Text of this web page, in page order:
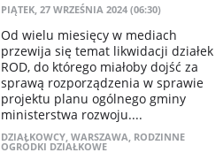
PIĄTEK, 27 WRZEŚNIA 2024 (06:30)
Od wielu miesięcy w mediach
przewija się temat likwidacji działek
ROD, do którego miałoby dojść za
sprawą rozporządzenia w sprawie
projektu planu ogólnego gminy
ministerstwa rozwoju....
DZIAŁKOWCY, WARSZAWA, RODZINNE
OGRÓDKI DZIAŁKOWE